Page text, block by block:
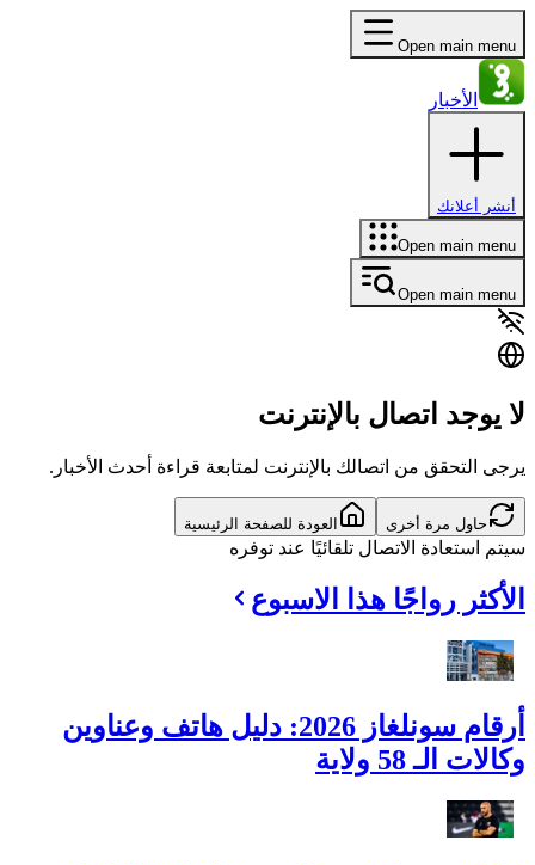
Open main menu
الأخبار
أنشر أعلانك
Open main menu
Open main menu
لا يوجد اتصال بالإنترنت
يرجى التحقق من اتصالك بالإنترنت لمتابعة قراءة أحدث الأخبار.
حاول مرة أخرى العودة للصفحة الرئيسية
سيتم استعادة الاتصال تلقائيًا عند توفره
الأكثر رواجًا هذا الاسبوع
أرقام سونلغاز 2026: دليل هاتف وعناوين
وكالات الـ 58 ولاية